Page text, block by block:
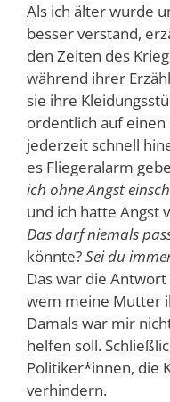
Als ich älter wurde
besser verstand,
den Zeiten des
während ihrer
sie ihre
ordentlich auf
jederzeit schnell
es Fliegeralarm
ich ohne Angst
und ich hatte Angst
Das darf niemals
könnte?Sei du
Das war die
wem meine Mutter
Damals war mir
helfen soll.
Politiker*innen, die
verhindern.